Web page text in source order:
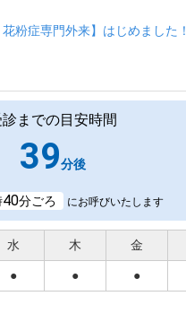
花粉症専門外来】はじめました！
診までの目安時間
39分後
40分ごろ にお呼びいたします
水 木 金
● ● ●